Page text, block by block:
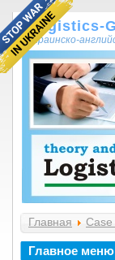
"Logistics-
украинско-
Главная Case
(CS0415-006)
Главное меню